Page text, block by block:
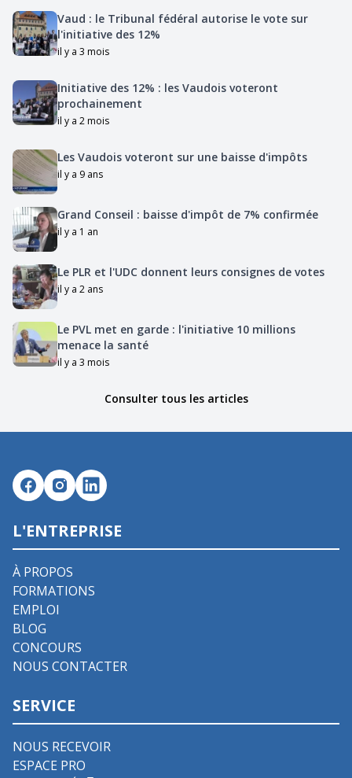
Vaud : le Tribunal fédéral autorise le vote sur
l'initiative des 12%
il y a 3 mois
Initiative des 12% : les Vaudois voteront
prochainement
il y a 2 mois
Les Vaudois voteront sur une baisse d'impôts
il y a 9 ans
Grand Conseil : baisse d'impôt de 7% confirmée
il y a 1 an
Le PLR et l'UDC donnent leurs consignes de votes
il y a 2 ans
Le PVL met en garde : l'initiative 10 millions
menace la santé
il y a 3 mois
Consulter tous les articles
L'ENTREPRISE
À PROPOS
FORMATIONS
EMPLOI
BLOG
CONCOURS
NOUS CONTACTER
SERVICE
NOUS RECEVOIR
ESPACE PRO